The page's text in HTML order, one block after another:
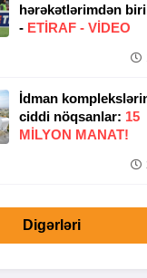
hərəkətlərimdən
- ETIRAF - VİDEO
İdman
ciddi nöqsanlar: 15
MILYON MANAT!
Digərləri